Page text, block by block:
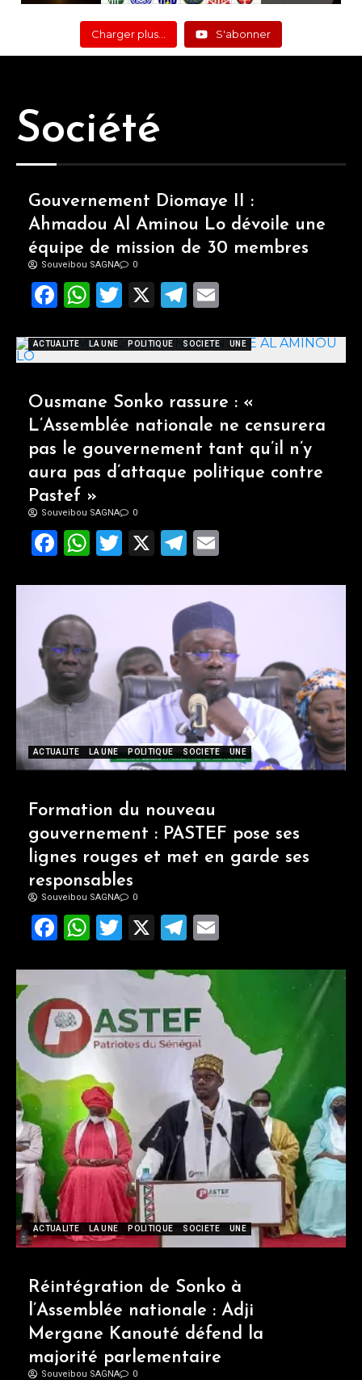
Charger plus… S'abonner
Société
ACTUALITE LA UNE POLITIQUE SOCIETE UNE
Gouvernement Diomaye II :
Ahmadou Al Aminou Lo dévoile une
équipe de mission de 30 membres
Souveibou SAGNA 0
Facebook
WhatsApp
Twitter
X Telegram
ACTUALITE LA UNE POLITIQUE SOCIETE UNE
Ousmane Sonko rassure : «
L’Assemblée nationale ne censurera
pas le gouvernement tant qu’il n’y
aura pas d’attaque politique contre
Pastef »
Souveibou SAGNA 0
Facebook
WhatsApp
Twitter
X Telegram
ACTUALITE LA UNE POLITIQUE SOCIETE UNE
Formation du nouveau
gouvernement : PASTEF pose ses
lignes rouges et met en garde ses
responsables
Souveibou SAGNA 0
Facebook
WhatsApp
Twitter
X Telegram
Réintégration de Sonko à
l’Assemblée nationale : Adji
Mergane Kanouté défend la
majorité parlementaire
Souveibou SAGNA 0